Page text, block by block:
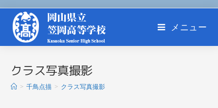
メニュー
クラス写真撮影
> 千鳥点描 > クラス写真撮影